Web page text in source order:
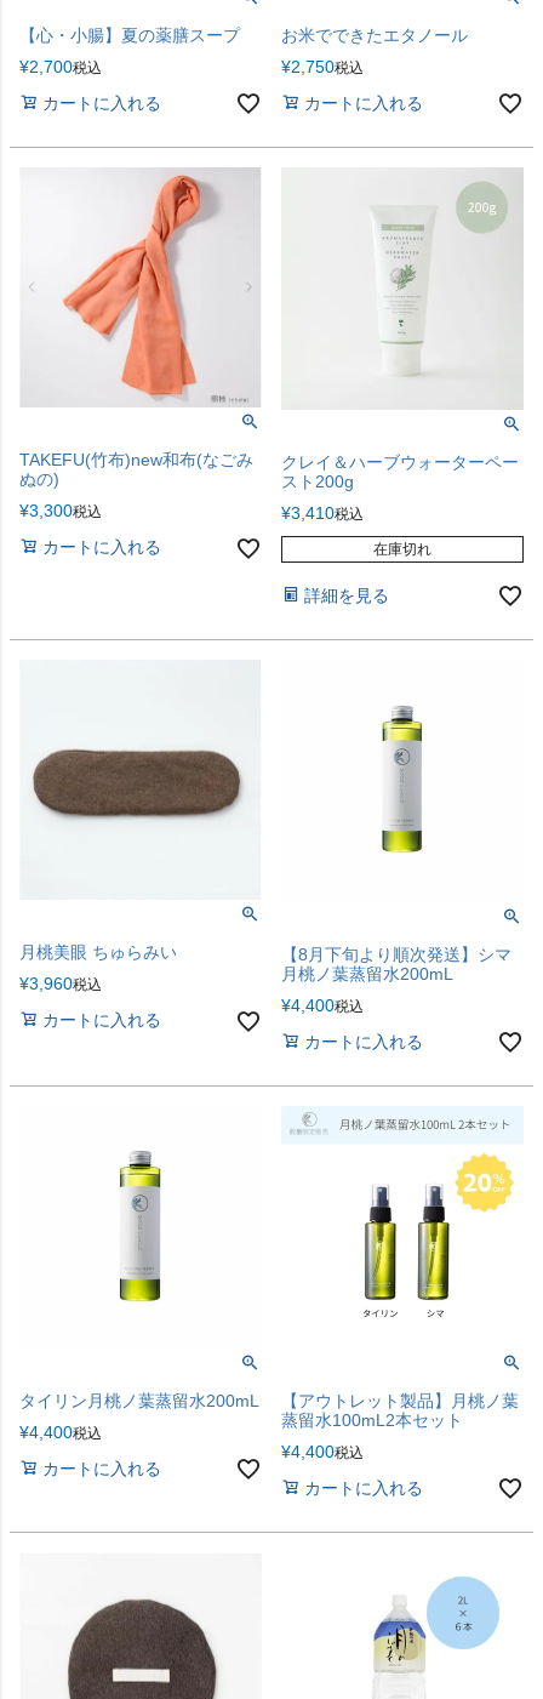
【心・小腸】夏の薬膳スープ
¥2,700税込
カートに入れる
お米でできたエタノール
¥2,750税込
カートに入れる
TAKEFU(竹布)new和布(なごみ
ぬの)
¥3,300税込
カートに入れる
クレイ＆ハーブウォーターペー
スト200g
¥3,410税込
在庫切れ
詳細を見る
月桃美眼 ちゅらみい
¥3,960税込
カートに入れる
【8月下旬より順次発送】シマ
月桃ノ葉蒸留水200mL
¥4,400税込
カートに入れる
タイリン月桃ノ葉蒸留水200mL
¥4,400税込
カートに入れる
【アウトレット製品】月桃ノ葉
蒸留水100mL2本セット
¥4,400税込
カートに入れる